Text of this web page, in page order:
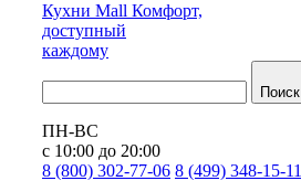
Кухни Mall Комфорт,
доступный
каждому
Поиск
ПН-ВС
с 10:00 до 20:00
8 (800) 302-77-06 8 (499) 348-15-11